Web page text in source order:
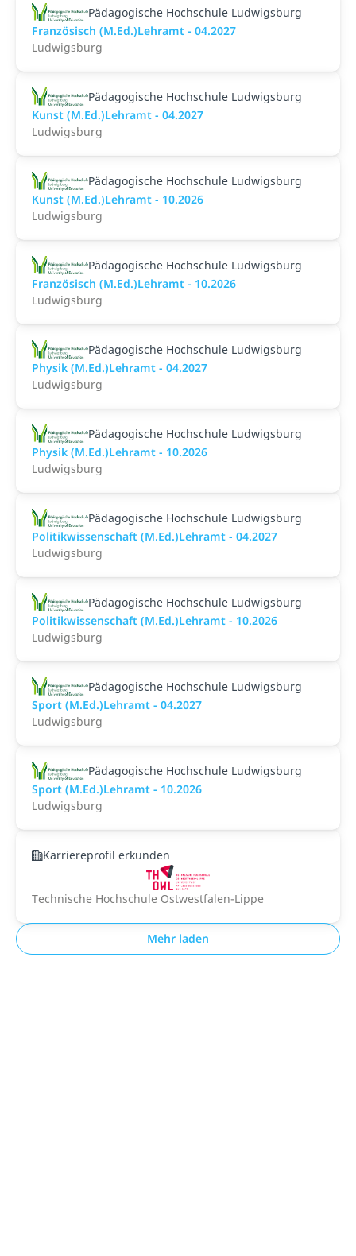
Pädagogische Hochschule Ludwigsburg
Französisch (M.Ed.)Lehramt - 04.2027
Ludwigsburg
Pädagogische Hochschule Ludwigsburg
Kunst (M.Ed.)Lehramt - 04.2027
Ludwigsburg
Pädagogische Hochschule Ludwigsburg
Kunst (M.Ed.)Lehramt - 10.2026
Ludwigsburg
Pädagogische Hochschule Ludwigsburg
Französisch (M.Ed.)Lehramt - 10.2026
Ludwigsburg
Pädagogische Hochschule Ludwigsburg
Physik (M.Ed.)Lehramt - 04.2027
Ludwigsburg
Pädagogische Hochschule Ludwigsburg
Physik (M.Ed.)Lehramt - 10.2026
Ludwigsburg
Pädagogische Hochschule Ludwigsburg
Politikwissenschaft (M.Ed.)Lehramt - 04.2027
Ludwigsburg
Pädagogische Hochschule Ludwigsburg
Politikwissenschaft (M.Ed.)Lehramt - 10.2026
Ludwigsburg
Pädagogische Hochschule Ludwigsburg
Sport (M.Ed.)Lehramt - 04.2027
Ludwigsburg
Pädagogische Hochschule Ludwigsburg
Sport (M.Ed.)Lehramt - 10.2026
Ludwigsburg
Karriereprofil erkunden
Technische Hochschule Ostwestfalen-Lippe
Mehr laden